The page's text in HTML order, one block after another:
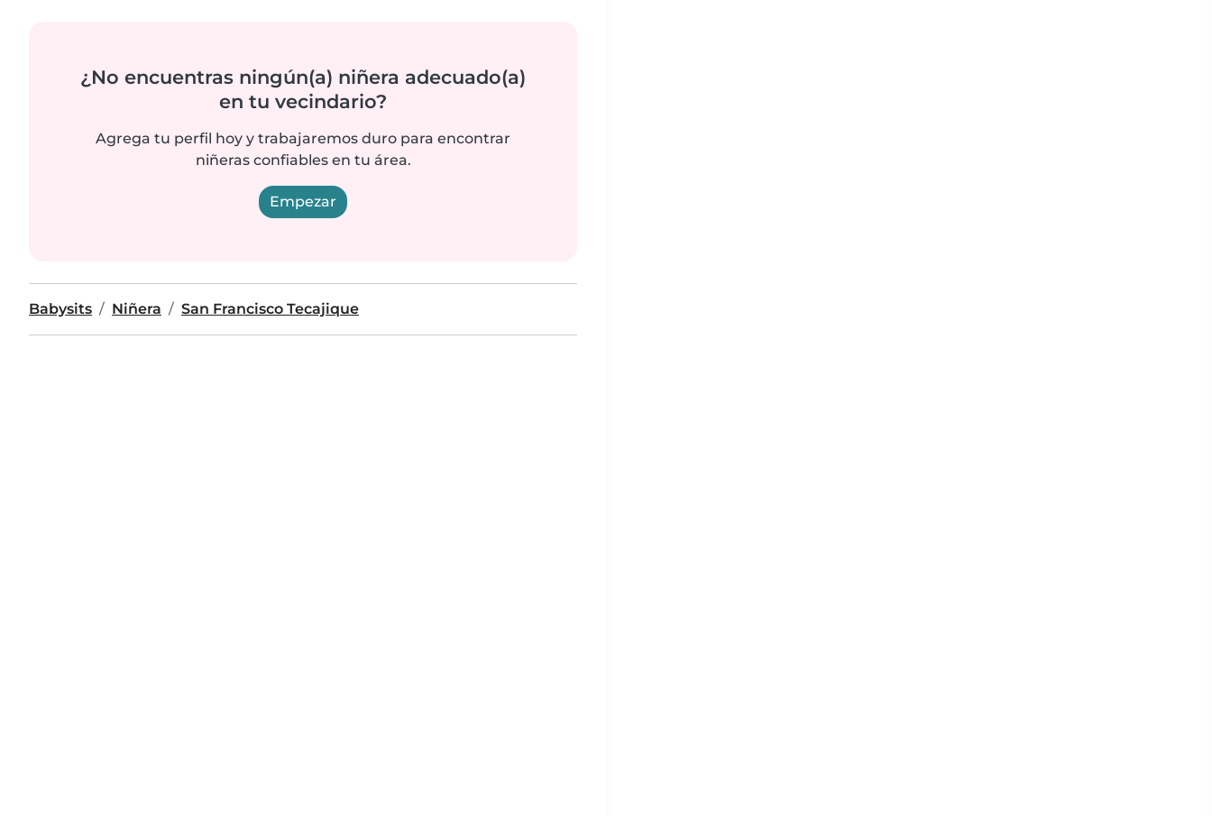
¿No encuentras ningún(a) niñera adecuado(a)
en tu vecindario?
Agrega tu perfil hoy y trabajaremos duro para encontrar
niñeras confiables en tu área.
Empezar
Babysits Niñera San Francisco Tecajique